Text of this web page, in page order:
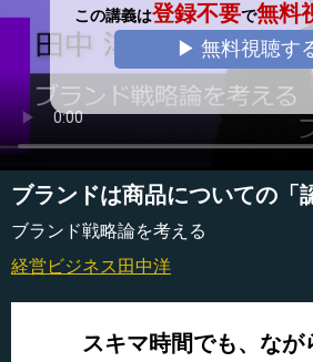
この講義は登録不要で無料
▶ 無料視聴す
ブランドは商品についての「
ブランド戦略論を考える
経営ビジネス 田中洋
スキマ時間でも、なが